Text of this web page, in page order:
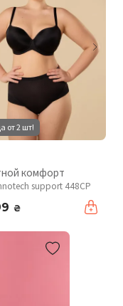
от 2 шт!
комфорт
support 448CP
₴